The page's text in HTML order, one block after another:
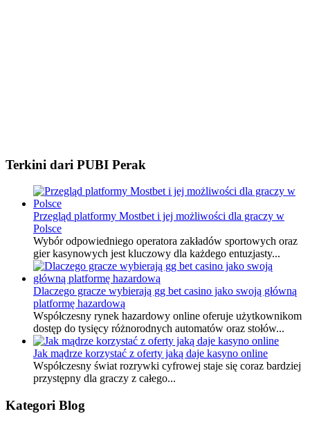
Terkini dari PUBI Perak
Przegląd platformy Mostbet i jej możliwości dla graczy w
Polsce
Wybór odpowiedniego operatora zakładów sportowych oraz
gier kasynowych jest kluczowy dla każdego entuzjasty...
Dlaczego gracze wybierają gg bet casino jako swoją główną
platformę hazardową
Współczesny rynek hazardowy online oferuje użytkownikom
dostęp do tysięcy różnorodnych automatów oraz stołów...
Jak mądrze korzystać z oferty jaką daje kasyno online
Współczesny świat rozrywki cyfrowej staje się coraz bardziej
przystępny dla graczy z całego...
Kategori Blog